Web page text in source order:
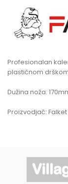
Profesionalan
plastičnom
Dužina noža:
Proizvodjač: